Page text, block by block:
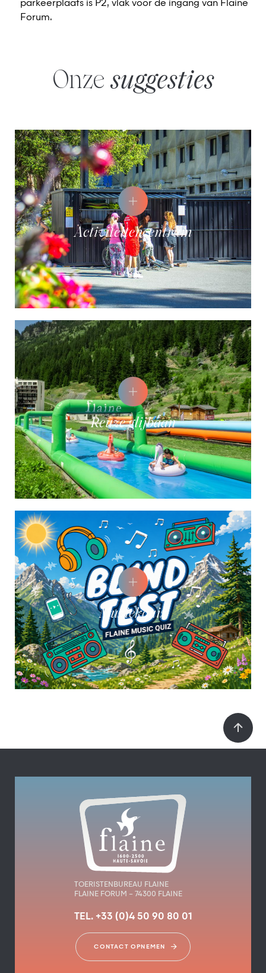
parkeerplaats is P2, vlak voor de ingang van Flaine
Forum.
Onze suggesties
Activiteitencentrum
Reuze glijbaan
Muziekquiz
TOERISTENBUREAU FLAINE
FLAINE FORUM – 74300 FLAINE
TEL. +33 (0)4 50 90 80 01
CONTACT OPNEMEN